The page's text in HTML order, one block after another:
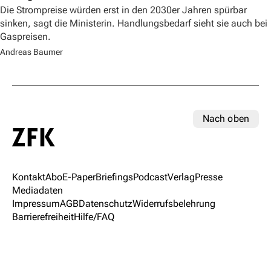
Die Strompreise würden erst in den 2030er Jahren spürbar
sinken, sagt die Ministerin. Handlungsbedarf sieht sie auch bei
Gaspreisen.
Andreas Baumer
Nach oben
KontaktAboE-PaperBriefingsPodcastVerlagPresse
Mediadaten
ImpressumAGBDatenschutzWiderrufsbelehrung
BarrierefreiheitHilfe/FAQ